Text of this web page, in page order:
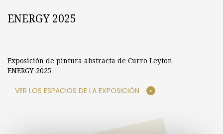
ENERGY 2025
Exposición de pintura abstracta de Curro Leyton
ENERGY 2025
VER LOS ESPACIOS DE LA EXPOSICIÓN